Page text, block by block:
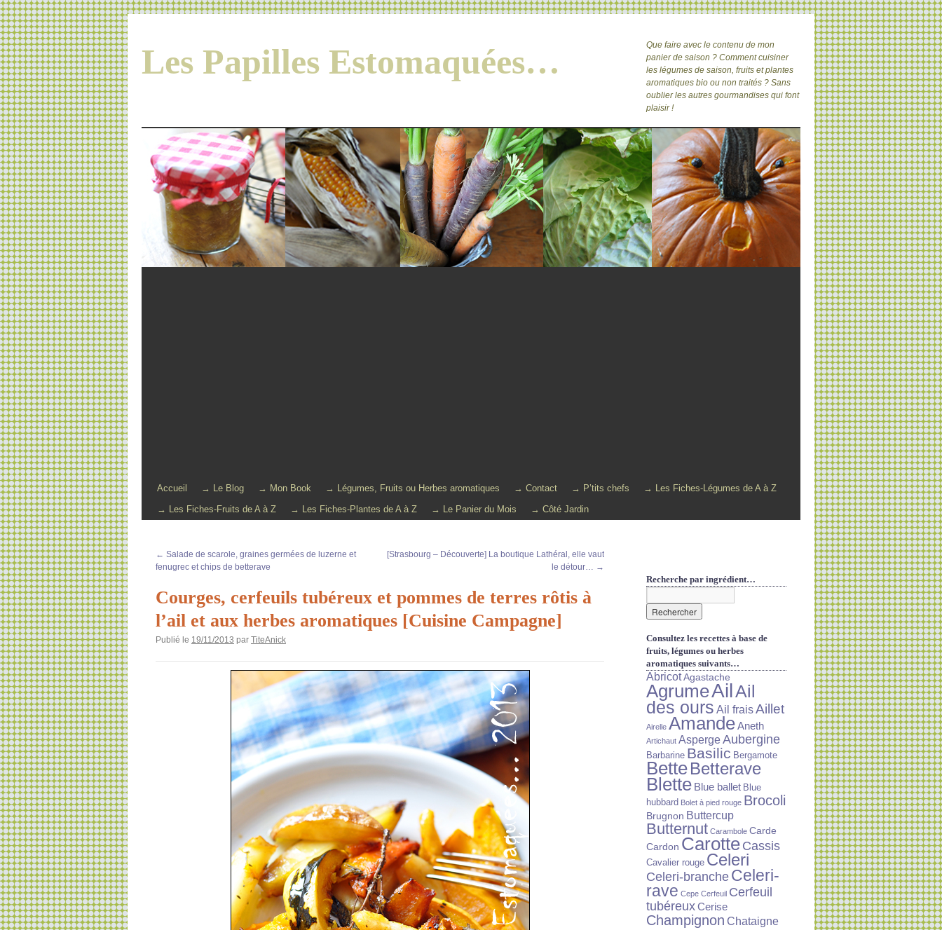
Les Papilles Estomaquées…
Que faire avec le contenu de mon
panier de saison ? Comment cuisiner
les légumes de saison, fruits et plantes
aromatiques bio ou non traités ? Sans
oublier les autres gourmandises qui font
plaisir !
Accueil → Le Blog → Mon Book → Légumes, Fruits ou Herbes aromatiques → Contact → P’tits chefs
→ Les Fiches-Légumes de A à Z
→ Les Fiches-Fruits de A à Z
→ Les Fiches-Plantes de A à Z → Le Panier du Mois → Côté Jardin
← Salade de scarole, graines germées de luzerne et
fenugrec et chips de betterave
[Strasbourg – Découverte] La boutique Lathéral, elle vaut
le détour… →
Courges, cerfeuils tubéreux et pommes de terres rôtis à
l’ail et aux herbes aromatiques [Cuisine Campagne]
Publié le 19/11/2013 par TiteAnick
Recherche par ingrédient…
Consultez les recettes à base de
fruits, légumes ou herbes
aromatiques suivants…
AbricotAgastache
AgrumeAilAil
des ours Ail fraisAillet
Airelle AmandeAneth
Artichaut AspergeAubergine
Barbarine Basilic Bergamote
BetteBetterave
Blette Blue ballet Blue
hubbard Bolet à pied rouge Brocoli
Brugnon Buttercup
Butternut Carambole Carde
Cardon Carotte Cassis
Cavalier rouge Celeri
Celeri-branche Celeri-
rave Cepe Cerfeuil Cerfeuil
tubéreuxCerise
Champignon Chataigne